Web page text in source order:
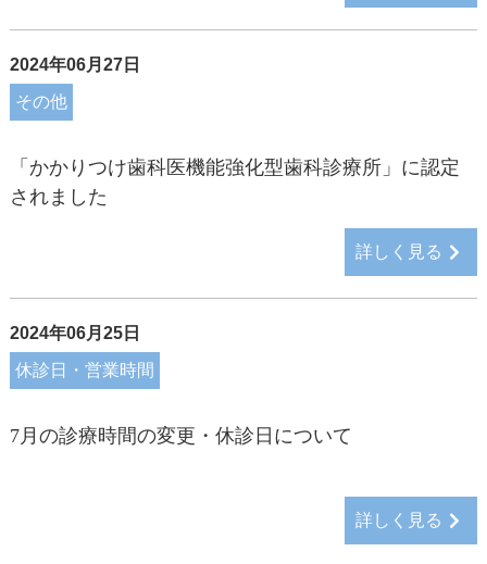
2024年06月27日
その他
「かかりつけ歯科医機能強化型歯科診療所」に認定
されました
詳しく見る
2024年06月25日
休診日・営業時間
7月の診療時間の変更・休診日について
詳しく見る